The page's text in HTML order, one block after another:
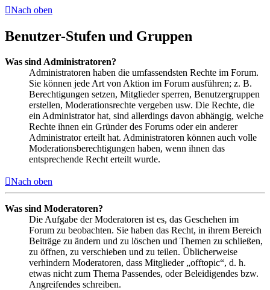
Nach oben
Benutzer-Stufen und Gruppen
Was sind Administratoren?
Administratoren haben die umfassendsten Rechte im Forum.
Sie können jede Art von Aktion im Forum ausführen; z. B.
Berechtigungen setzen, Mitglieder sperren, Benutzergruppen
erstellen, Moderationsrechte vergeben usw. Die Rechte, die
ein Administrator hat, sind allerdings davon abhängig, welche
Rechte ihnen ein Gründer des Forums oder ein anderer
Administrator erteilt hat. Administratoren können auch volle
Moderationsberechtigungen haben, wenn ihnen das
entsprechende Recht erteilt wurde.
Nach oben
Was sind Moderatoren?
Die Aufgabe der Moderatoren ist es, das Geschehen im
Forum zu beobachten. Sie haben das Recht, in ihrem Bereich
Beiträge zu ändern und zu löschen und Themen zu schließen,
zu öffnen, zu verschieben und zu teilen. Üblicherweise
verhindern Moderatoren, dass Mitglieder „offtopic“, d. h.
etwas nicht zum Thema Passendes, oder Beleidigendes bzw.
Angreifendes schreiben.